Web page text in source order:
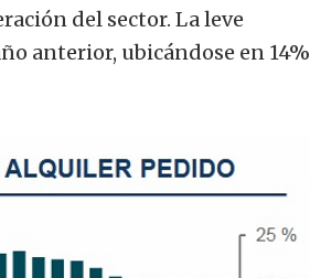
del sector. La leve
anterior, ubicándose en 14%